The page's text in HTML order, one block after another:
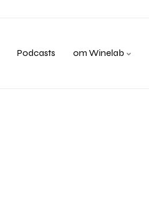
Podcasts om Winelab